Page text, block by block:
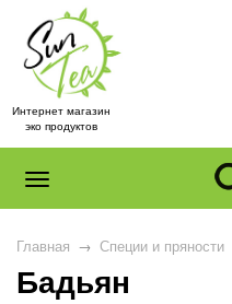
Интернет магазин
эко продуктов
Главная → Специи и пряности
Бадьян